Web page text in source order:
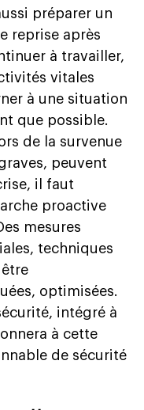
préparer un
reprise après
à travailler,
vitales
à une situation
que possible.
de la survenue
peuvent
il faut
proactive
mesures
techniques
optimisées.
intégré à
à cette
de sécurité